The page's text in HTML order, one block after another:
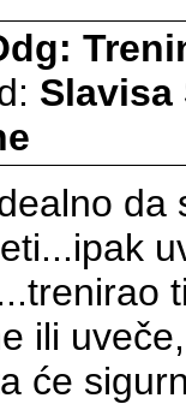
Slavisa
da
ili
će